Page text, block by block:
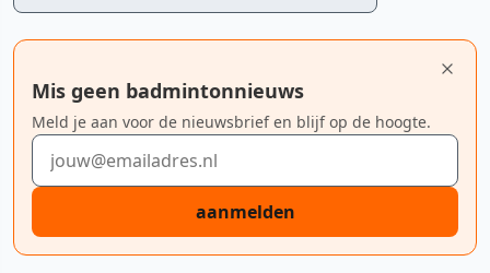
Mis geen badmintonnieuws
Meld je aan voor de nieuwsbrief en blijf op de hoogte.
E-mailadres
aanmelden